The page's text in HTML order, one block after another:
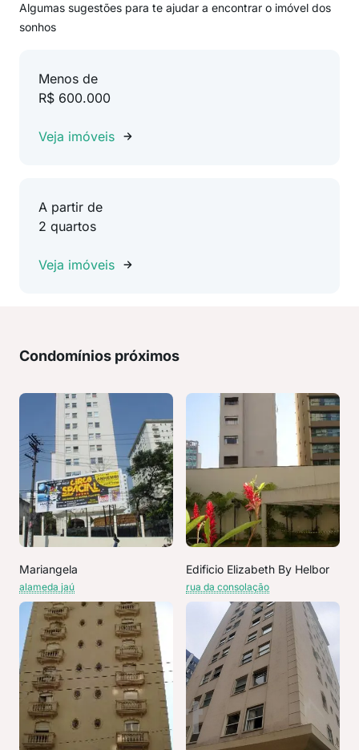
Algumas sugestões para te ajudar a encontrar o imóvel dos
sonhos
Menos de
R$ 600.000
Veja imóveis
A partir de
2 quartos
Veja imóveis
Condomínios próximos
Mariangela
alameda jaú
Edificio Elizabeth By Helbor
rua da consolação